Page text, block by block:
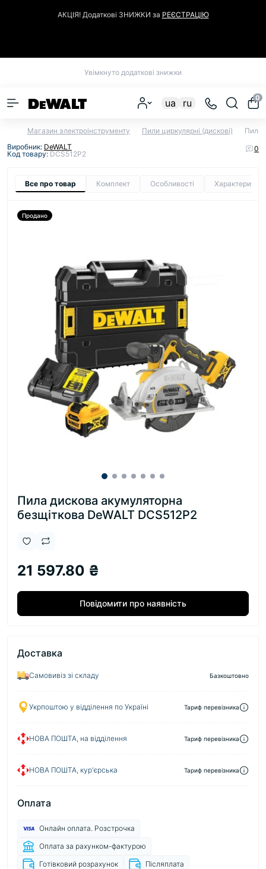
АКЦІЯ! Додаткові ЗНИЖКИ за РЕЄСТРАЦІЮ
Увімкнуто додаткові знижки
ua ru 0
Магазин электроінструменту Пили циркулярні (дискові)
Пила
Виробник: DeWALT
Код товару: DCS512P2
0
Все про товар Комплект Особливості
Продано
Пила дискова акумуляторна
безщіткова DeWALT DCS512P2
21 597.80 ₴
Повідомити про наявність
Доставка
Самовивіз зі складу Базкоштовно
Укрпоштою у відділення по Україні Тариф перевізника
НОВА ПОШТА, на відділення Тариф перевізника
НОВА ПОШТА, кур'єрська Тариф перевізника
Оплата
Онлайн оплата. Розстрочка
Оплата за рахунком-фактурою
Готівковий розрахунок
Післяплата